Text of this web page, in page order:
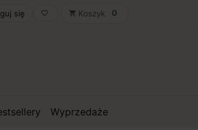
się favorite_border shopping_cart Koszyk 0
Wyprzedaże